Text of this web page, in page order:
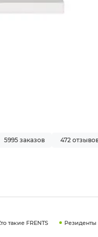
5995 заказов 472
такие FRENTS Резиденты